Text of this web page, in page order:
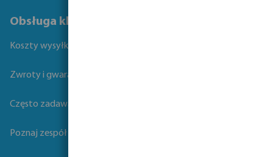
Obsługa klienta
Koszty wysyłki
Zwroty i gwarancje
Często zadawane pytania
Poznaj zespół Bevo